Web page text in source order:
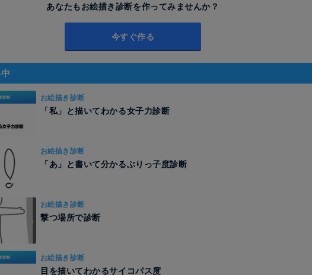
あなたもお絵描き診断を作ってみませんか？
今すぐ作る
お絵描き診断
「私」と描いてわかる女子力診断
お絵描き診断
「あ」と書いて分かるぶりっ子度診断
お絵描き診断
撃つ場所で診断
お絵描き診断
目を描いてわかるサイコパス度